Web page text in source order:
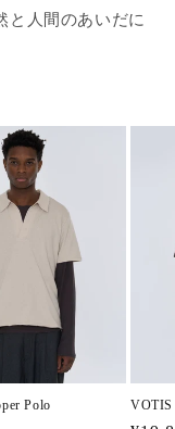
と人間のあいだに
Polo